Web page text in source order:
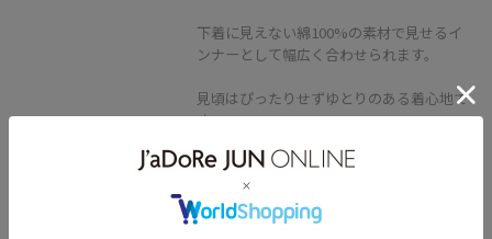
下着に見えない綿100%の素材で見せるイ
ンナーとして幅広く合わせられます。
見頃はぴったりせずゆとりのある着心地で
す。
す。